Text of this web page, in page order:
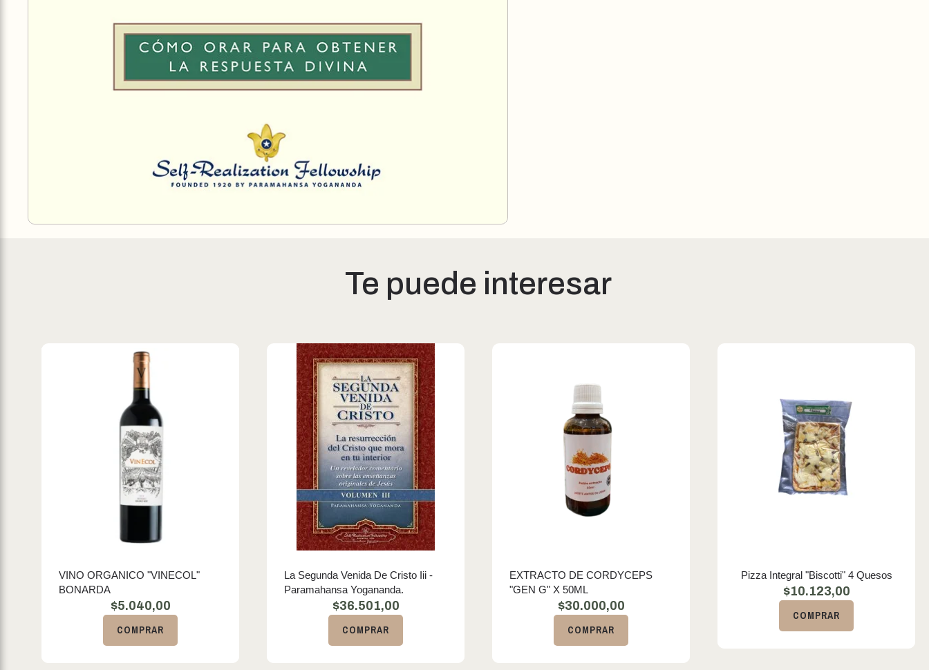
Te puede interesar
VINO ORGANICO "VINECOL"
BONARDA
$5.040,00
COMPRAR
La Segunda Venida De Cristo Iii -
Paramahansa Yogananda.
$36.501,00
COMPRAR
EXTRACTO DE CORDYCEPS
"GEN G" X 50ML
$30.000,00
COMPRAR
Pizza Integral "Biscotti" 4 Quesos
$10.123,00
COMPRAR